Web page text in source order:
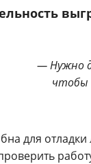
— Нужно
чтобы
для